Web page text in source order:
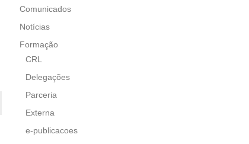
Comunicados
Notícias
Formação
CRL
Delegações
Parceria
Externa
e-publicacoes